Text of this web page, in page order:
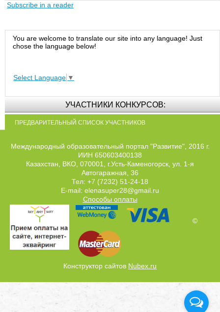
Subscribe in a reader
You are welcome to translate our site into any language! Just
chose the language below!
Select Language ▼
УЧАСТНИКИ КОНКУРСОВ:
ПРЕДВАРИТЕЛЬНЫЙ СПИСОК УЧАСТНИКОВ
Международный образовательный портал "Развитие", 2016 г.
ИИН 650603400138
Казахстан, ВКО, 070001, г.Усть-Каменогорск, ул. 1-я
Автогаражная, 36
Тел: +7 (7232) 51-24-18
E-mail: elenasuper28@gmail.ru
Способы оплаты
©
Конструктор сайтов Nubex.ru